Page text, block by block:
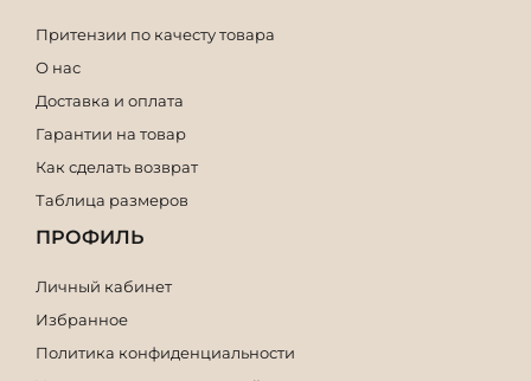
Притензии по качесту товара
О нас
Доставка и оплата
Гарантии на товар
Как сделать возврат
Таблица размеров
ПРОФИЛЬ
Личный кабинет
Избранное
Политика конфиденциальности